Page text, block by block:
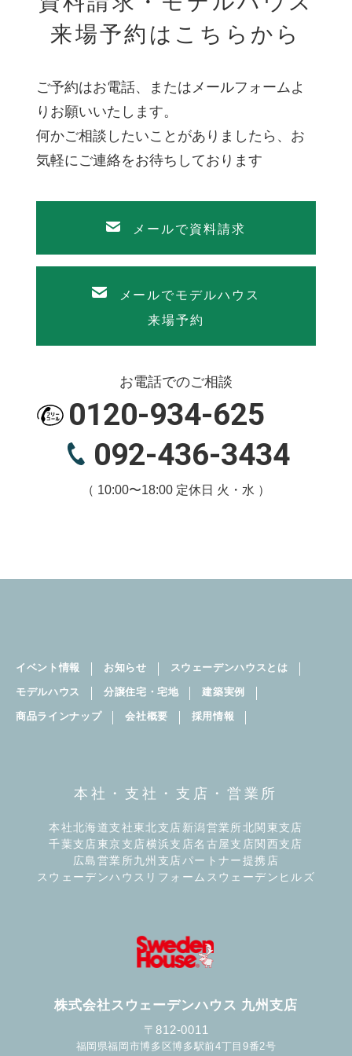
来場予約はこちらから
ご予約はお電話、またはメールフォームよ
りお願いいたします。
何かご相談したいことがありましたら、お
気軽にご連絡をお待ちしております
メールで資料請求
メールでモデルハウス
来場予約
お電話でのご相談
0120-934-625
092-436-3434
（ 10:00〜18:00 定休日 火・水 ）
株式会社スウェーデンハウス 九州支店
〒812-0011
福岡県福岡市博多区博多駅前4丁目9番2号
イベント情報 お知らせ スウェーデンハウスとは
モデルハウス 分譲住宅・宅地 建築実例
商品ラインナップ 会社概要 採用情報
本社・支社・支店・営業所
本社北海道支社東北支店 新潟営業所北関東支店
千葉支店 東京支店 横浜支店名古屋支店 関西支店
広島営業所九州支店 パートナー提携店
スウェーデンハウスリフォーム スウェーデンヒルズ